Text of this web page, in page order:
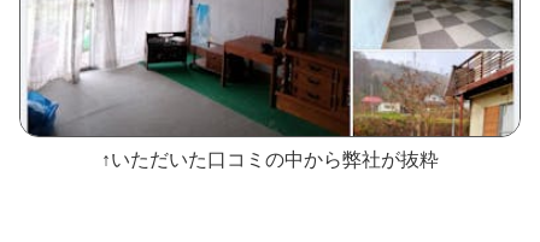
↑いただいた口コミの中から弊社が抜粋